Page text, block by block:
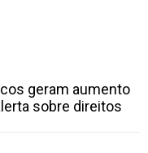
geram aumento
sobre direitos